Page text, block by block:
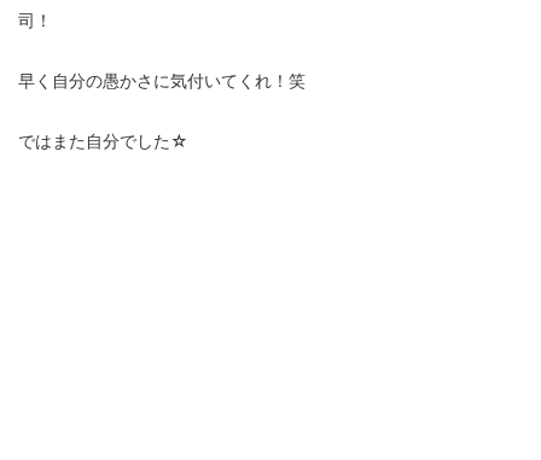
司！
早く自分の愚かさに気付いてくれ！笑
ではまた自分でした☆